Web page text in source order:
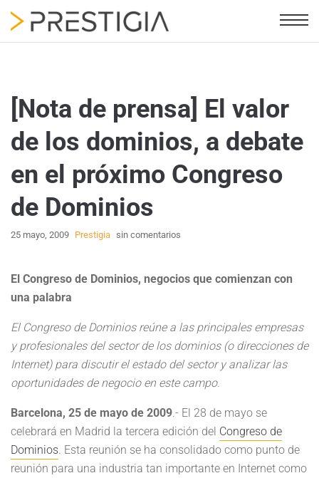
[Nota de prensa] El valor
de los dominios, a debate
en el próximo Congreso
de Dominios
25 mayo, 2009 Prestigia sin comentarios
El Congreso de Dominios, negocios que comienzan con
una palabra
El Congreso de Dominios reúne a las principales empresas
y profesionales del sector de los dominios (o direcciones de
Internet) para discutir el estado del sector y analizar las
oportunidades de negocio en este campo.
Barcelona, 25 de mayo de 2009.- El 28 de mayo se
celebrará en Madrid la tercera edición del Congreso de
Dominios. Esta reunión se ha consolidado como punto de
reunión para una industria tan importante en Internet como